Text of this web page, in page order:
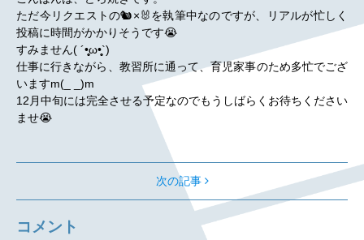
ただ今リクエストの🐿×🐰を執筆中なのですが、リアルが忙しく
投稿に時間がかかりそうです😭
すみません( ´•̥̥̥ω•̥̥̥`)
仕事に行きながら、教習所に通って、育児家事のため多忙でござ
いますm(_ _)m
12月中旬には完全させる予定なのでもうしばらくお待ちください
ませ😭
次の記事
コメント